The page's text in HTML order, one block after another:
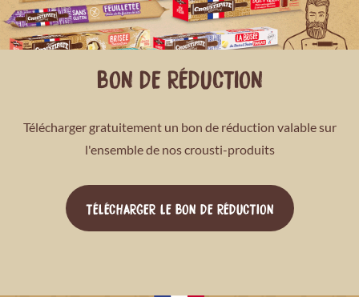
BON DE RÉDUCTION
Télécharger gratuitement un bon de réduction valable sur
l'ensemble de nos crousti-produits
TÉLÉCHARGER LE BON DE RÉDUCTION